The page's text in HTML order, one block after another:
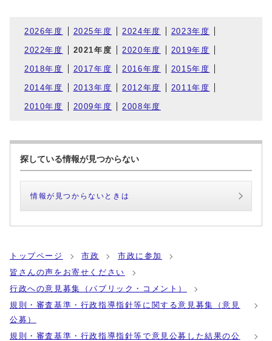
2026年度 2025年度 2024年度 2023年度
2022年度 2021年度 2020年度 2019年度
2018年度 2017年度 2016年度 2015年度
2014年度 2013年度 2012年度 2011年度
2010年度 2009年度 2008年度
探している情報が見つからない
情報が見つからないときは
トップページ 市政
市政に参加
皆さんの声をお寄せください
行政への意見募集（パブリック・コメント）
規則・審査基準・行政指導指針等に関する意見募集（意見
公募）
規則・審査基準・行政指導指針等で意見公募した結果の公